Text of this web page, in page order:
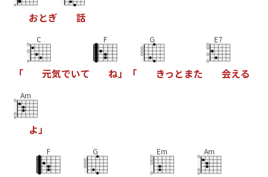
おとぎ 話
「
C
元気でいて
F
ね」 「
G
きっ と また
E7
会える
Am
よ 」
F G Em Am